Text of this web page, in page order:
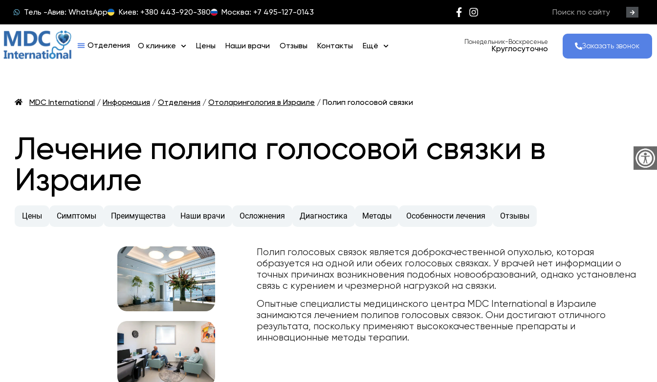
Тель -Авив: WhatsApp Киев: +380 443-920-380 Москва: +7 495-127-0143
О клинике Цены Наши врачи Отзывы Контакты Ещё Понедельник-Воскресенье
Круглосуточно Заказать звонок
MDC International / Информация / Отделения / Отоларингология в Израиле / Полип голосовой связки
Лечение полипа голосовой связки в
Израиле
Цены Симптомы Преимущества Наши врачи Осложнения Диагностика Методы Особенности лечения Отзывы
Полип голосовых связок является доброкачественной опухолью, которая
образуется на одной или обеих голосовых связках. У врачей нет информации о
точных причинах возникновения подобных новообразований, однако установлена
связь с курением и чрезмерной нагрузкой на связки.
Опытные специалисты медицинского центра MDC International в Израиле
занимаются лечением полипов голосовых связок. Они достигают отличного
результата, поскольку применяют высококачественные препараты и
инновационные методы терапии.